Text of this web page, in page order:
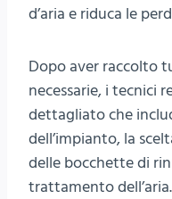
d’aria e riduca le
Dopo aver raccolto
necessarie, i tecnici
dettagliato che
dell’impianto, la
delle bocchette di
trattamento dell’aria.